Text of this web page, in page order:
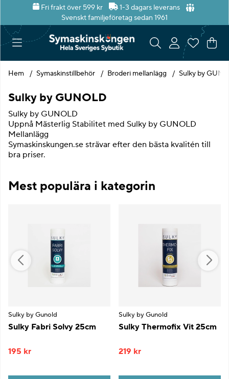
Fri frakt över 599 kr
1-3 dagars leverans
Svenskt familjeföretag sedan 1961
.
Hem Symaskinstillbehör Broderi mellanlägg Sulky by
Sulky by GUNOLD
Sulky by GUNOLD
Uppnå Mästerlig Stabilitet med Sulky by GUNOLD
Mellanlägg
Symaskinskungen.se strävar efter den bästa kvalitén till
bra priser.
Mest populära i kategorin
Sulky by Gunold
Sulky Fabri Solvy 25cm
195 kr
Sulky by Gunold
Sulky Thermofix Vit 25cm
219 kr